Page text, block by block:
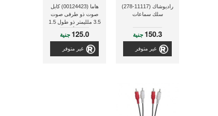
راديوشاك (11117-278)
سلك سماعات
150.3 جنية
غير متوفر
هاما (00124423) كابل
صوت ذو طرفى صوت
3.5 ملليمتر ذو طول 1.5
متر - أصفر
125.0 جنية
غير متوفر